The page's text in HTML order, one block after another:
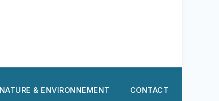
NATURE & ENVIRONNEMENT CONTACT